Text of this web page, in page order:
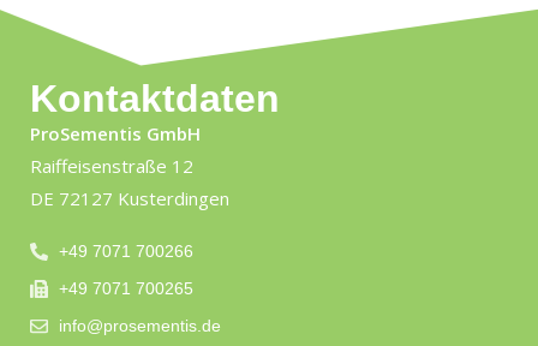
Kontaktdaten
ProSementis GmbH
Raiffeisenstraße 12
DE 72127 Kusterdingen
+49 7071 700266
+49 7071 700265
info@prosementis.de